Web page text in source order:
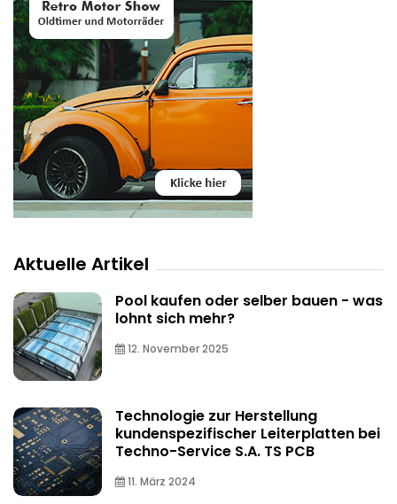
Aktuelle Artikel
Pool kaufen oder selber bauen - was
lohnt sich mehr?
12. November 2025
Technologie zur Herstellung
kundenspezifischer Leiterplatten bei
Techno-Service S.A. TS PCB
11. März 2024